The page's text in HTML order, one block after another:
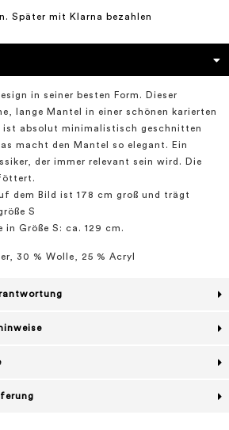
Später mit Klarna bezahlen
in seiner besten Form. Dieser
lange Mantel in einer schönen karierten
absolut minimalistisch geschnitten
macht den Mantel so elegant. Ein
der immer relevant sein wird. Die
dem Bild ist 178 cm groß und trägt
S
in Größe S: ca. 129 cm.
30 % Wolle, 25 % Acryl